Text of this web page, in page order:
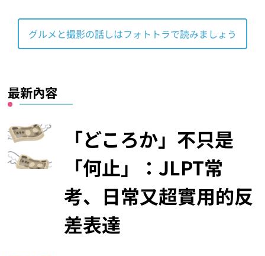
グルメと撮影の話しはフォトトラで読みましょう
最新內容
「どころか」不只是
「何止」：JLPT常
考、日常又超實用的反
差表達